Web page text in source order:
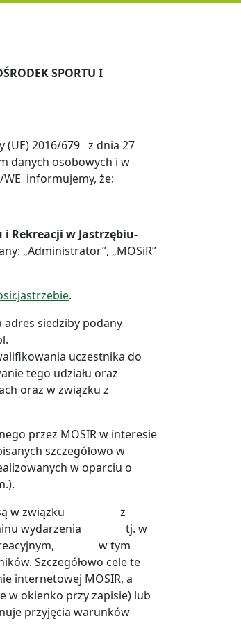
SPORTU I
(UE) 2016/679 z dnia 27
danych osobowych i w
informujemy, że:
Rekreacji w Jastrzębiu-
„Administrator”, „MOSiR”
.
siedziby podany
uczestnika do
tego udziału oraz
oraz w związku z
przez MOSIR w interesie
szczegółowo w
w oparciu o
są w związku z
wydarzenia tj. w
rekreacyjnym, w tym
Szczegółowo cele te
internetowej MOSIR, a
w okienko przy zapisie) lub
przyjęcia warunków